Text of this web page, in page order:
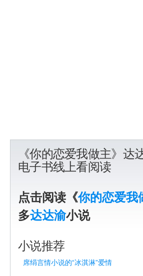
《你的恋爱我做主》达
电子书线上看阅读
点击阅读《你的恋爱我
多达达渝小说
小说推荐
席绢言情小说的“冰淇淋”爱情